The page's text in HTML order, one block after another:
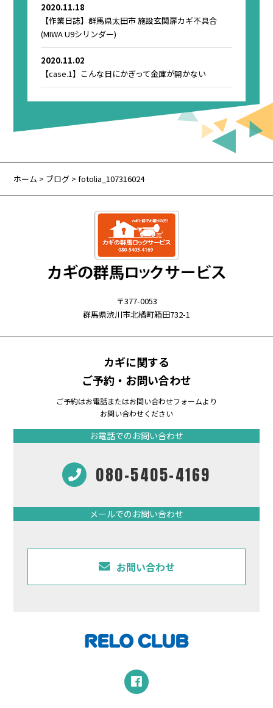
2020.11.18
【作業日誌】群馬県太田市 施設玄関扉カギ不具合
(MIWA U9シリンダー)
2020.11.02
【case.1】こんな日にかぎって金庫が開かない
ホーム > ブログ > fotolia_107316024
〒377-0053
群馬県渋川市北橘町箱田732-1
カギに関する
ご予約・お問い合わせ
ご予約はお電話またはお問い合わせフォームより
お問い合わせください
お電話でのお問い合わせ
080-5405-4169
メールでのお問い合わせ
お問い合わせ